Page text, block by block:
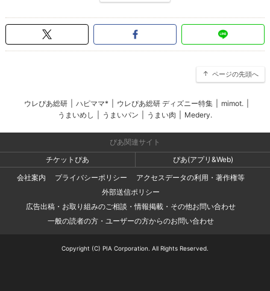
ページの先頭へ
ウレぴあ総研 ハピママ* ウレぴあ総研 ディズニー特集 mimot.
うまいめし
うまいパン うまい肉 Medery.
ぴあ関連サイト
チケットぴあ
ぴあ(アプリ&Web)
会社案内
プライバシーポリシー
アクセスデータの利用・著作権等
外部送信ポリシー
広告出稿・お取り組みのご相談・情報掲載・その他お問い合わせ
一般の読者の方・ユーザーの方からのお問い合わせ
Copyright (C) PIA Corporation. All Rights Reserved.